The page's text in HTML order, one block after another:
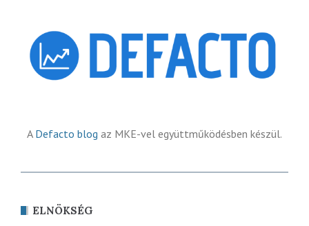
A Defacto blog az MKE-vel együttműködésben készül.
ELNÖKSÉG